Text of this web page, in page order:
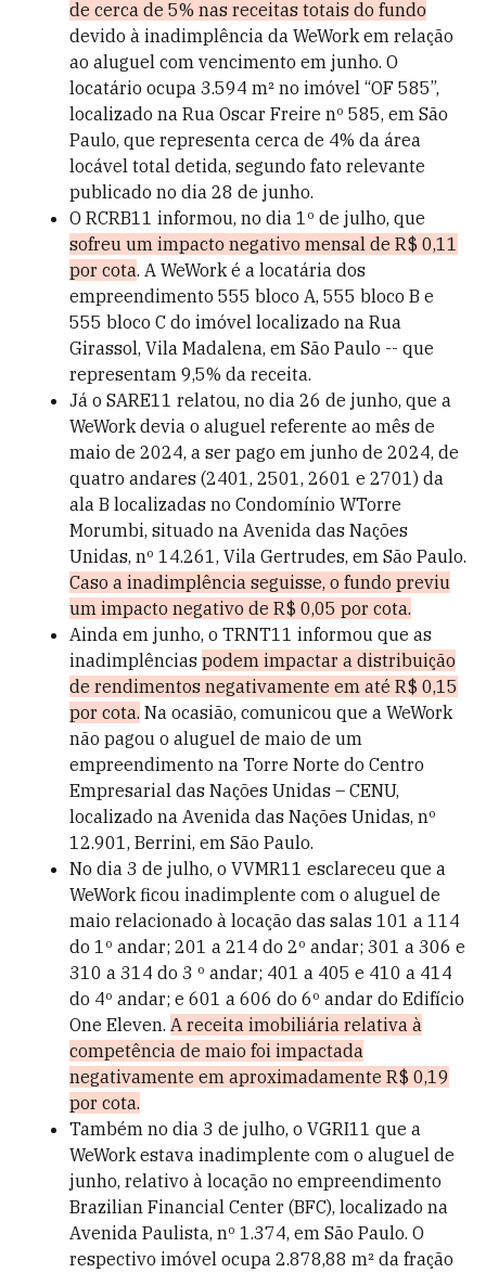
de cerca de 5% nas receitas totais do fundo
devido à inadimplência da WeWork​ em relação
ao aluguel com vencimento em junho. O
locatário ocupa 3.594 m² no imóvel “OF 585”,
localizado na Rua Oscar Freire nº 585, em São
Paulo, que representa cerca de 4% da área
locável total detida, segundo fato relevante
publicado no dia 28 de junho.
O RCRB11 informou, no dia 1º de julho, que
sofreu um impacto negativo mensal de R$ 0,11
por cota​. A WeWork é a locatária dos
empreendimento 555 bloco A, 555 bloco B e
555 bloco C do imóvel localizado na Rua
Girassol, Vila Madalena, em São Paulo -- que
representam 9,5% da receita.
Já o SARE11 relatou, no dia 26 de junho, que a
WeWork devia o aluguel referente ao mês de
maio de 2024, a ser pago em junho de 2024, de
quatro andares (2401, 2501, 2601 e 2701) da
ala B localizadas no Condomínio WTorre
Morumbi, situado na Avenida das Nações
Unidas, nº 14.261, Vila Gertrudes, em São Paulo.
Caso a inadimplência seguisse, o fundo previu
um impacto negativo de R$ 0,05 por cota.
Ainda em junho, o TRNT11 informou que as
inadimplências podem impactar a distribuição
de rendimentos negativamente em até R$ 0,15
por cota. Na ocasião, comunicou que a WeWork
não pagou o aluguel de maio de um
empreendimento na Torre Norte do Centro
Empresarial das Nações Unidas – CENU,
localizado na Avenida das Nações Unidas, nº
12.901, Berrini, em São Paulo.
No dia 3 de julho, o VVMR11 esclareceu que a
WeWork ficou inadimplente com o aluguel de
maio relacionado à locação das salas 101 a 114
do 1º andar; 201 a 214 do 2º andar; 301 a 306 e
310 a 314 do 3 º andar; 401 a 405 e 410 a 414
do 4º andar; e 601 a 606 do 6º andar do Edifício
One Eleven. A receita imobiliária relativa à
competência de maio foi impactada
negativamente em aproximadamente R$ 0,19
por cota.
Também no dia 3 de julho, o VGRI11 que a
WeWork estava inadimplente com o aluguel de
junho, relativo à locação no empreendimento
Brazilian Financial Center (BFC), localizado na
Avenida Paulista, nº 1.374, em São Paulo. O
respectivo imóvel ocupa 2.878,88 m² da fração